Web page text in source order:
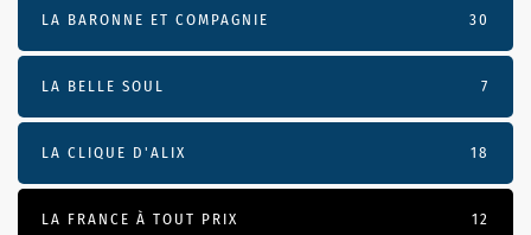
LA BARONNE ET COMPAGNIE 30
LA BELLE SOUL 7
LA CLIQUE D'ALIX 18
LA FRANCE À TOUT PRIX 12